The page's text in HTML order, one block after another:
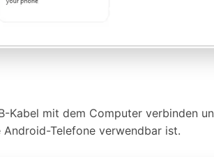
Kabel mit dem Computer verbinden
Telefone verwendbar ist.